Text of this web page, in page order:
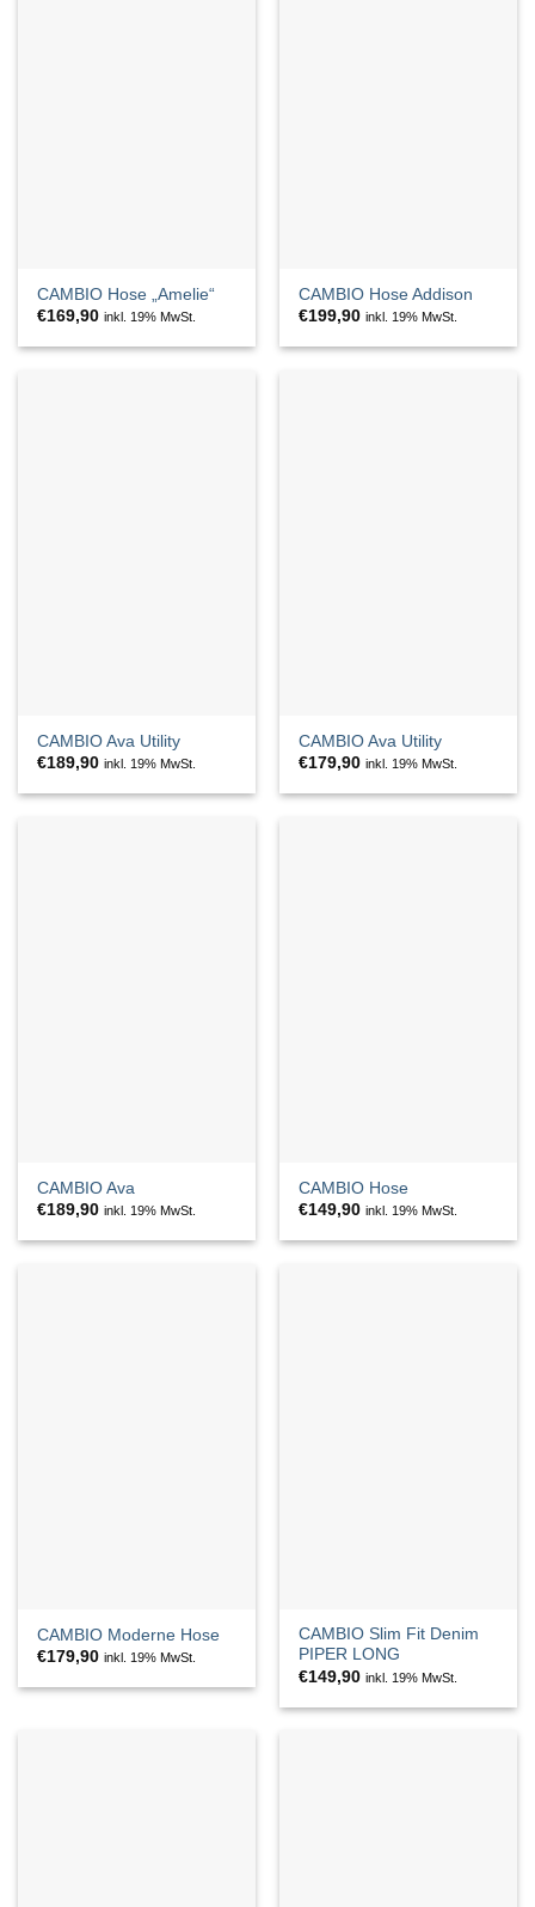
CAMBIO Hose „Amelie“
€169,90 inkl. 19% MwSt.
CAMBIO Hose Addison
€199,90 inkl. 19% MwSt.
CAMBIO Ava Utility
€189,90 inkl. 19% MwSt.
CAMBIO Ava Utility
€179,90 inkl. 19% MwSt.
CAMBIO Ava
€189,90 inkl. 19% MwSt.
CAMBIO Hose
€149,90 inkl. 19% MwSt.
CAMBIO Moderne Hose
€179,90 inkl. 19% MwSt.
CAMBIO Slim Fit Denim
PIPER LONG
€149,90 inkl. 19% MwSt.